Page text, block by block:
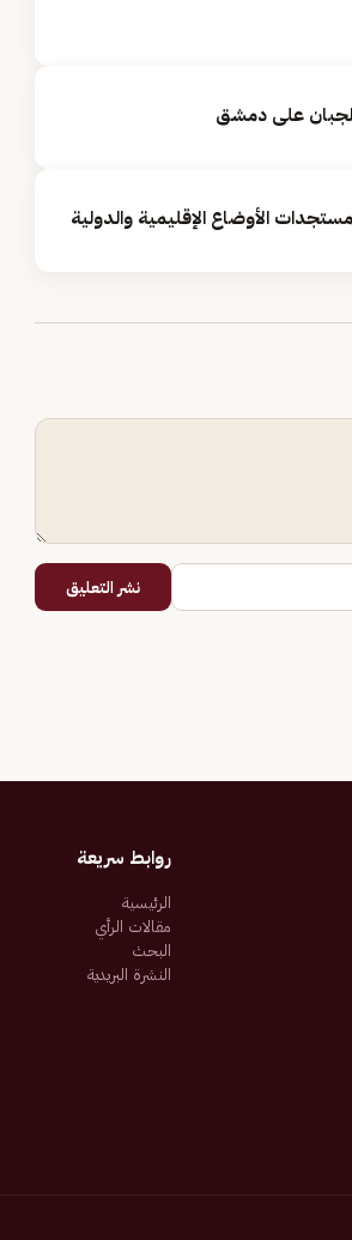
الجبان على دمشق
الأوضاع الإقليمية والدولية
نشر التعليق
روابط سريعة
الرئيسية
مقالات الرأي
البحث
النشرة البريدية